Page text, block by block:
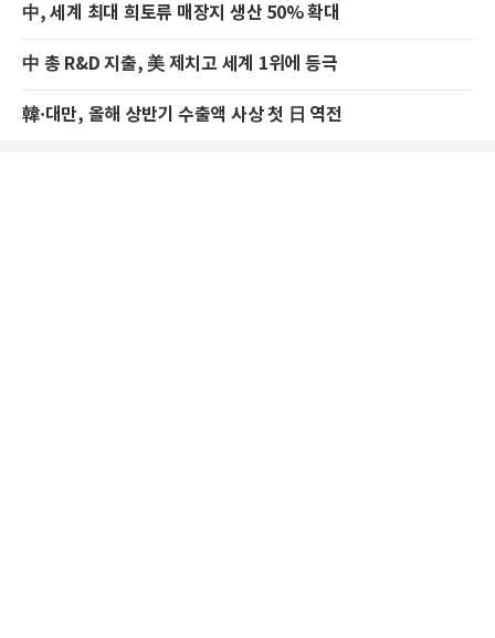
中, 세계 최대 희토류 매장지 생산 50% 확대
中 총 R&D 지출, 美 제치고 세계 1위에 등극
韓·대만, 올해 상반기 수출액 사상 첫 日 역전